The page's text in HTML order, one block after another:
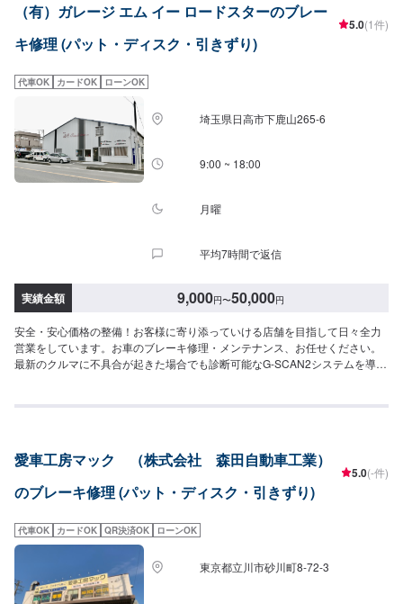
す。【注意点】⚠️パーツ持ち込み対応可能です。持ち込みご希望の方はオフ
ァーにて、パーツの詳細や型番、お車の情報を必ずご入力ください。【営業
時間・定休日】⏰営業時間：9時30分〜18時🗓定休日：月曜・祝日
（有）ガレージ エム イー ロードスターのブレー
キ修理 (パット・ディスク・引きずり)
5.0(1件)
代車OK カードOK ローンOK
埼玉県日高市下鹿山265-6
9:00 ~ 18:00
月曜
平均7時間で返信
実績金額 9,000円〜50,000円
安全・安心価格の整備！お客様に寄り添っていける店舗を目指して日々全力
営業をしています。お車のブレーキ修理・メンテナンス、お任せください。
最新のクルマに不具合が起きた場合でも診断可能なG-SCAN2システムを導
での修理も可能となっております。<当店の特徴>●職人による確かな施工●新
証いたしております。（当社規定によります。詳しくはお問い合わせくださ
い。）【1】お車の状況を見させていただき、現在のトラブル有無から故障発
生の可能性がある部位まで法令に基づき、きちんと点検させていただきま
メンテナンスのご提案など、ご連絡させて頂きます。【3】国家整備士が法令
整備、お客様のご要望に沿った整備、部品交換を行い、車輌の整備は完了と
なります。新しい車検証が発行されましたら車検完了、納車となります。<代
車について>自費修理、整備に限り代車の貸し出しを無料で行っております。
有償でのレンタル貸出も行っております。お気軽にご相談下さい。※代車の燃
愛車工房マック （株式会社 森田自動車工業）
のブレーキ修理 (パット・ディスク・引きずり)
5.0(-件)
代車OK カードOK QR決済OK ローンOK
東京都立川市砂川町8-72-3